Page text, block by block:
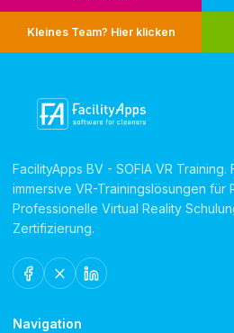
Kleines Team? Hier klicken
FacilityApps BV - SOFIA VR Training.
immersive VR-Trainingslösungen für
Professionelle Virtual Reality
Zertifizierung.
Navigation